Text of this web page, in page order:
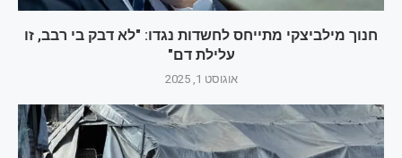
חנוך מילביצקי מתייחס לחשדות נגדו: "לא דבק בי רבב, זו
עלילת דם"
אוגוסט 1, 2025